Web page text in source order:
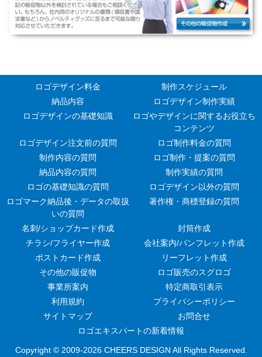
ロゴデザイン料金
制作スケジュール
納品内容
ロゴデザイン制作実績
ロゴデザインの基礎知識
ロゴやデザインに関するお役立ち
コンテンツ
ロゴデザイン注文前の質問
ロゴ制作料金の質問
制作内容の質問
ロゴ制作・提案の質問
納品内容の質問
制作実績の質問
ロゴの基礎知識の質問
ロゴデザイン以外の質問
ロゴマーク納品後・データの取扱
いの質問
著作権・商標登録の質問
名刺/ショップカード作成
封筒作成
チラシ/フライヤー作成
会社案内/パンフレット作成
ポストカード作成
リーフレット作成
その他の販促物
ロゴ販売のスグロゴ
事業所案内
特定商取引表示
利用規約
プライバシーポリシー
サイトマップ
お問合せ
ロゴエキスパートの新着情報
Copyright © 2009-2026 CHEERS DESIGN All Rights Reserved.